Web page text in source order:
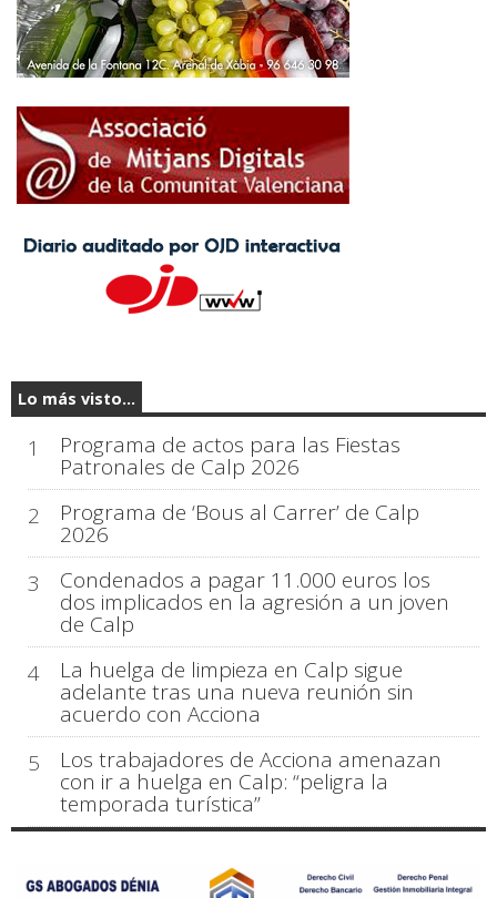
Lo más visto...
1 Programa de actos para las Fiestas
Patronales de Calp 2026
2
Programa de ‘Bous al Carrer’ de Calp
2026
3
Condenados a pagar 11.000 euros los
dos implicados en la agresión a un joven
de Calp
4
La huelga de limpieza en Calp sigue
adelante tras una nueva reunión sin
acuerdo con Acciona
5
Los trabajadores de Acciona amenazan
con ir a huelga en Calp: “peligra la
temporada turística”